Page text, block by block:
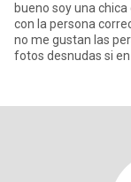
bueno soy una
con la persona
no me gustan las
fotos desnudas si